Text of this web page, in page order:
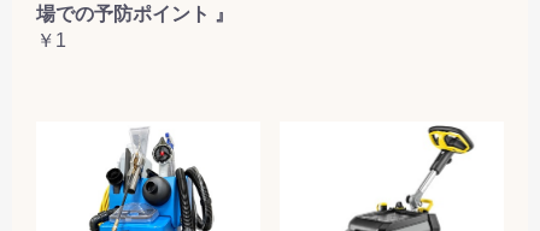
場での予防ポイント 』
￥1